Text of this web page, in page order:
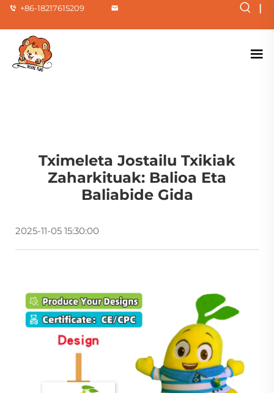
+86-18217615209 |
Tximeleta Jostailu Txikiak
Zaharkituak: Balioa Eta
Baliabide Gida
2025-11-05 15:30:00